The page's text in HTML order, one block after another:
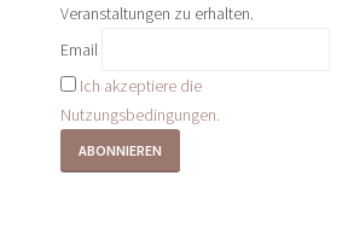
Veranstaltungen zu erhalten.
Email
Ich akzeptiere die
Nutzungsbedingungen.